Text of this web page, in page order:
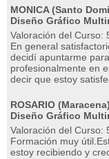
MONICA (Santo
Diseño Gráfico
Valoración del Curso:
En general
decidí apuntarme
profesionalmente en
decir que estoy
ROSARIO (Maracena)
Diseño Gráfico
Valoración del Curso:
Formación muy
estoy recibiendo y